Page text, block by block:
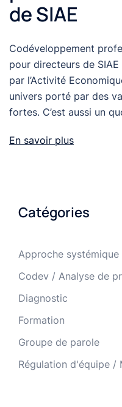
de SIAE
Codéveloppement
pour directeurs de SIAE
par l’Activité
univers porté par des
fortes. C’est aussi un
En savoir plus
Catégories
Approche systémique
Codev / Analyse de
Diagnostic
Formation
Groupe de parole
Régulation d'équipe /